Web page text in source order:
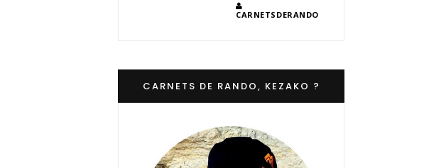
CARNETSDERANDO
CARNETS DE RANDO, KEZAKO ?